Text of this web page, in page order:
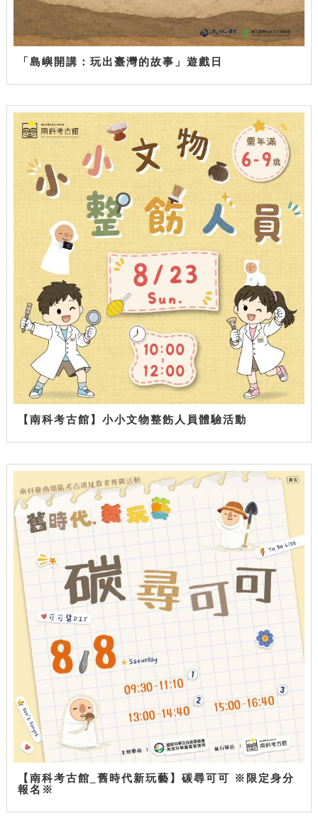
「島嶼開講：玩出臺灣的故事」遊戲日
【南科考古館】小小文物整飭人員體驗活動
【南科考古館_舊時代新玩藝】碳尋可可 ※限定身分
報名※